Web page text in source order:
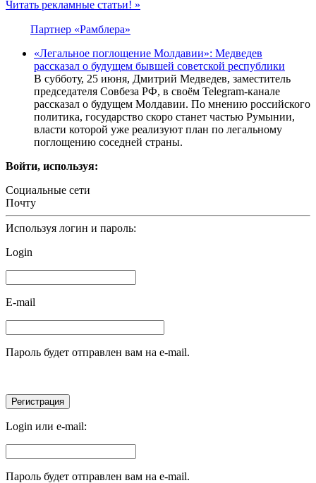
Читать рекламные статьи! »
Партнер «Рамблера»
«Легальное поглощение Молдавии»: Медведев
рассказал о будущем бывшей советской республики
В субботу, 25 июня, Дмитрий Медведев, заместитель
председателя Совбеза РФ, в своём Telegram-канале
рассказал о будущем Молдавии. По мнению российского
политика, государство скоро станет частью Румынии,
власти которой уже реализуют план по легальному
поглощению соседней страны.
Войти, используя:
Социальные сети
Почту
Используя логин и пароль:
Login
E-mail
Пароль будет отправлен вам на e-mail.
Login или e-mail:
Пароль будет отправлен вам на e-mail.